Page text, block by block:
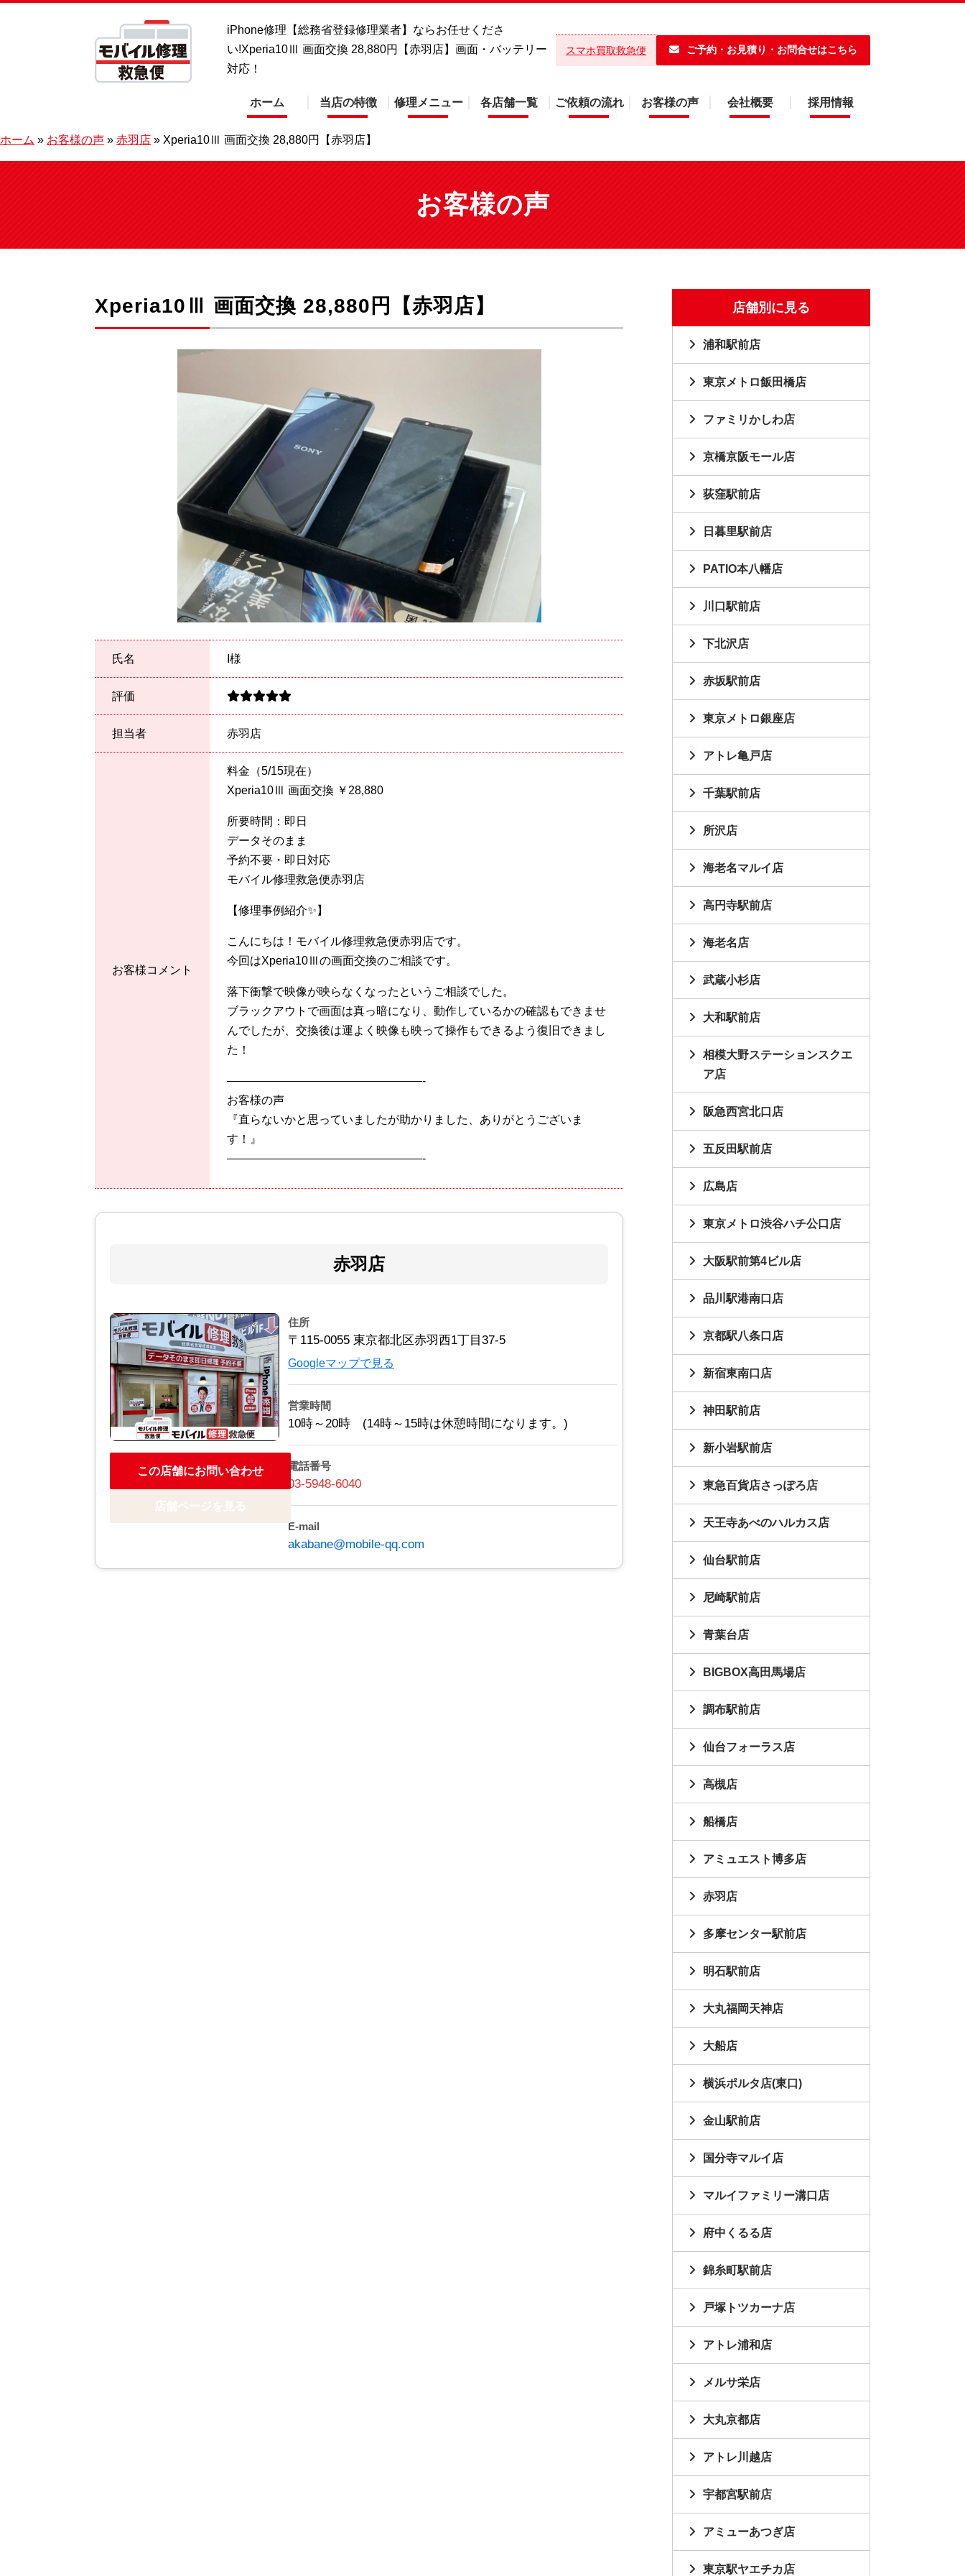
iPhone修理【総務省登録修理業者】ならお任せくださ
い!Xperia10Ⅲ 画面交換 28,880円【赤羽店】画面・バッテリー
対応！
スマホ買取救急便 ご予約・お見積り・お問合せはこちら
ホーム 当店の特徴 修理メニュー 各店舗一覧 ご依頼の流れ お客様の声 会社概要 採用情報
ホーム » お客様の声 » 赤羽店 » Xperia10Ⅲ 画面交換 28,880円【赤羽店】
お客様の声
Xperia10Ⅲ 画面交換 28,880円【赤羽店】
氏名 I様
評価
担当者 赤羽店
お客様コメント
料金（5/15現在）
Xperia10Ⅲ 画面交換 ￥28,880
所要時間：即日
データそのまま
予約不要・即日対応
モバイル修理救急便赤羽店
【修理事例紹介✨】
こんにちは！モバイル修理救急便赤羽店です。
今回はXperia10Ⅲの画面交換のご相談です。
落下衝撃で映像が映らなくなったというご相談でした。
ブラックアウトで画面は真っ暗になり、動作しているかの確認もできませ
んでしたが、交換後は運よく映像も映って操作もできるよう復旧できまし
た！
—————————————————-
お客様の声
『直らないかと思っていましたが助かりました、ありがとうございま
す！』
—————————————————-
赤羽店
この店舗にお問い合わせ
住所
〒115-0055 東京都北区赤羽西1丁目37-5
Googleマップで見る
営業時間
10時～20時 (14時～15時は休憩時間になります。)
電話番号
03-5948-6040
E-mail
akabane@mobile-qq.com
店舗別に見る
浦和駅前店
東京メトロ飯田橋店
ファミリかしわ店
京橋京阪モール店
荻窪駅前店
日暮里駅前店
PATIO本八幡店
川口駅前店
下北沢店
赤坂駅前店
東京メトロ銀座店
アトレ亀戸店
千葉駅前店
所沢店
海老名マルイ店
高円寺駅前店
海老名店
武蔵小杉店
大和駅前店
相模大野ステーションスクエ
ア店
阪急西宮北口店
五反田駅前店
広島店
東京メトロ渋谷ハチ公口店
大阪駅前第4ビル店
品川駅港南口店
京都駅八条口店
新宿東南口店
神田駅前店
新小岩駅前店
東急百貨店さっぽろ店
天王寺あべのハルカス店
仙台駅前店
尼崎駅前店
青葉台店
BIGBOX高田馬場店
調布駅前店
仙台フォーラス店
高槻店
船橋店
アミュエスト博多店
赤羽店
多摩センター駅前店
明石駅前店
大丸福岡天神店
大船店
横浜ポルタ店(東口)
金山駅前店
国分寺マルイ店
マルイファミリー溝口店
府中くるる店
錦糸町駅前店
戸塚トツカーナ店
アトレ浦和店
メルサ栄店
大丸京都店
アトレ川越店
宇都宮駅前店
アミューあつぎ店
東京駅ヤエチカ店